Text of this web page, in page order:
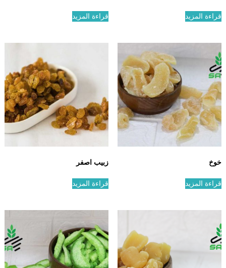
قراءة المزيد قراءة المزيد
خوخ
قراءة المزيد
زبيب اصفر
قراءة المزيد